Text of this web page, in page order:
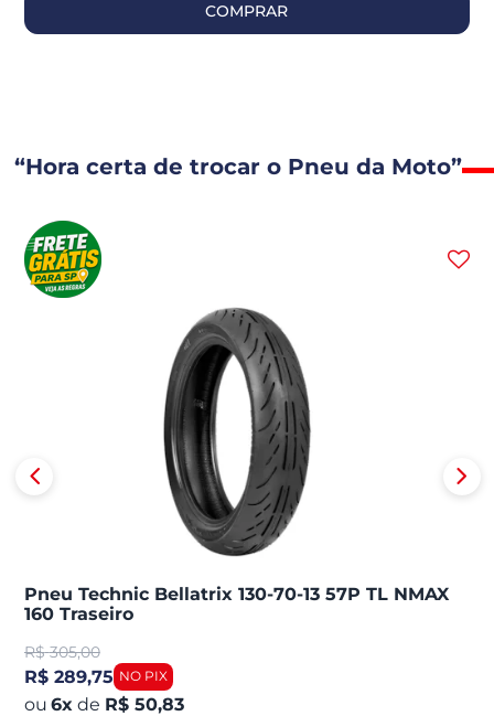
COMPRAR
“Hora certa de trocar o Pneu da Moto”
Pneu Technic Bellatrix 130-70-13 57P TL NMAX
160 Traseiro
R$ 305,00
R$ 289,75
6x de R$ 50,83